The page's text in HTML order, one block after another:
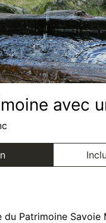
avec
du Patrimoine